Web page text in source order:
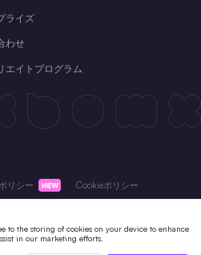
ライズ
わせ
エイトプログラム
リシー Cookieポリシー
LIMITED. All rights reserved.